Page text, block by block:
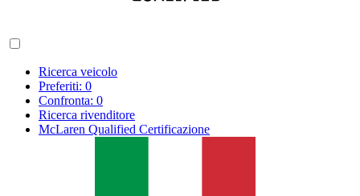
Ricerca veicolo
Preferiti: 0
Confronta: 0
Ricerca rivenditore
McLaren Qualified Certificazione